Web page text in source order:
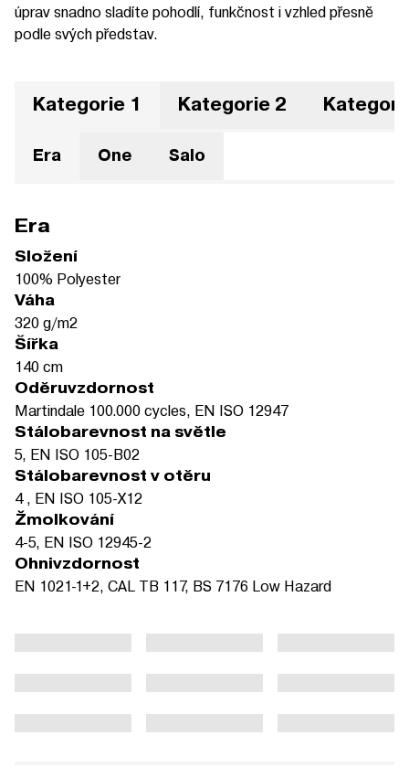
úprav snadno sladíte pohodlí, funkčnost i vzhled přesně
podle svých představ.
Kategorie 1 Kategorie 2
Era One Salo
Era
Složení
100% Polyester
Váha
320 g/m2
Šířka
140 cm
Oděruvzdornost
Martindale 100.000 cycles, EN ISO 12947
Stálobarevnost na světle
5, EN ISO 105-B02
Stálobarevnost v otěru
4 , EN ISO 105-X12
Žmolkování
4-5, EN ISO 12945-2
Ohnivzdornost
EN 1021-1+2, CAL TB 117, BS 7176 Low Hazard